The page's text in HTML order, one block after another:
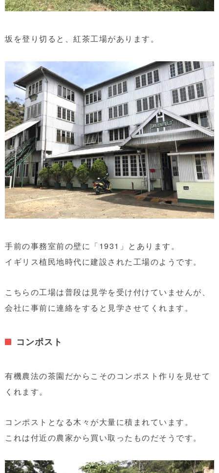
坂を登り切ると、紅茶工場があります。
手前の事務室前の壁に「1931」とあります。
イギリス植民地時代に建設された工場のようです。
こちらの工場は普段は見学を受け付けていませんが、
会社に事前に連絡をすると見学させてくれます。
コンポスト
有機農法の茶園だからこそのコンポスト作りを見せて
くれます。
コンポストとなる木々が大量に積まれています。
これは付近の農家から買い取ったものだそうです。